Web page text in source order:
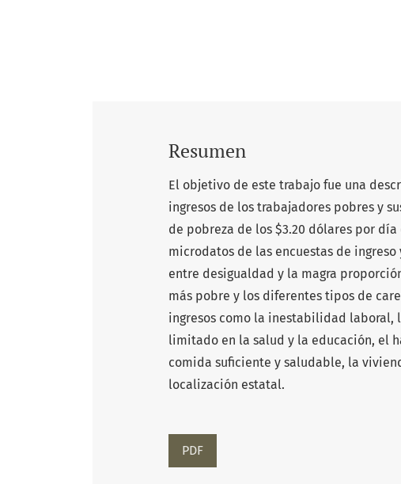
Resumen
El objetivo de este trabajo fue una
ingresos de los trabajadores pobres y
de pobreza de los $3.20 dólares por
microdatos de las encuestas de
entre desigualdad y la magra
más pobre y los diferentes tipos de
ingresos como la inestabilidad laboral,
limitado en la salud y la educación, el
comida suficiente y saludable, la
localización estatal.
PDF